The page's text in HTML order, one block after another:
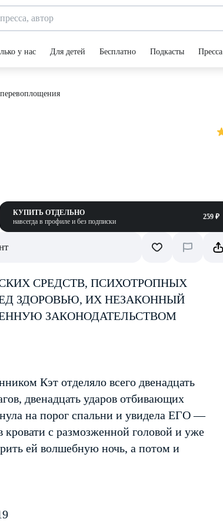
у нас Для детей Бесплатно Подкасты Пресса
КУПИТЬ ОТДЕЛЬНО
навсегда в профиле и без подписки
259 ₽
СРЕДСТВ, ПСИХОТРОПНЫХ
ЗДОРОВЬЮ, ИХ НЕЗАКОННЫЙ
ЗАКОНОДАТЕЛЬСТВОМ
Кэт отделяло всего двенадцать
двенадцать ударов отбивающих
на порог спальни и увидела ЕГО —
с размозженной головой и уже
ей волшебную ночь, а потом и